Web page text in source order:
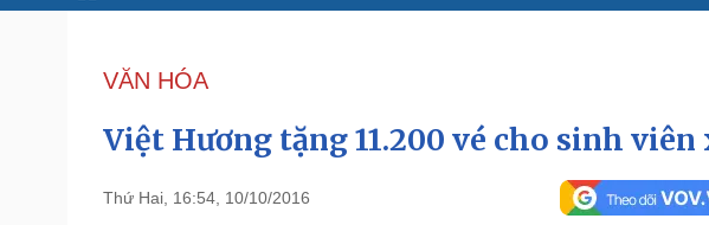
Đảng
Tổ chức nhân sự
Nhận diện sự thật
Dấu ấn VOV
VĂN HÓA
​Việt Hương tặng 11.200 vé cho sinh
Thứ Hai, 16:54, 10/10/2016